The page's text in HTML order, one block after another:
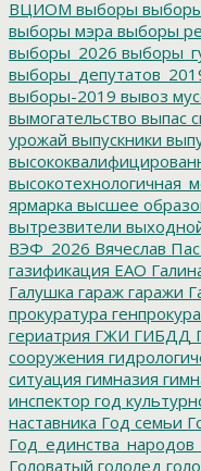
ВЦИОМ выборы
выборы мэра выборы
выборы_2026
выборы-2019 вывоз
вымогательство выпас
урожай выпускники
ярмарка высшее
вытрезвители
ВЭФ_2026 Вячеслав
газификация ЕАО
Галушка гараж гаражи
прокуратура
гериатрия ГЖИ ГИБДД
сооружения
ситуация гимназия
инспектор год
наставника Год семьи
Головатый гололед